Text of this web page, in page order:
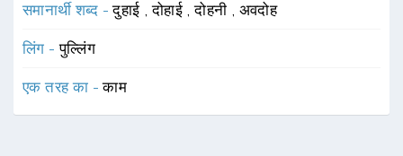
समानार्थी शब्द -दुहाई ,दोहाई ,दोहनी , अवदोह
लिंग -पुल्लिंग
एक तरह का -काम